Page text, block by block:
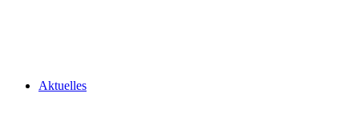
Aktuelles